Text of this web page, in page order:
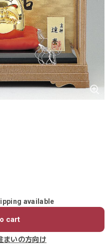
available
cart
まいの方向け